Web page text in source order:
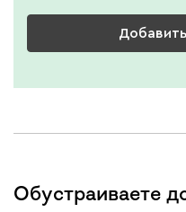
Обустраиваете